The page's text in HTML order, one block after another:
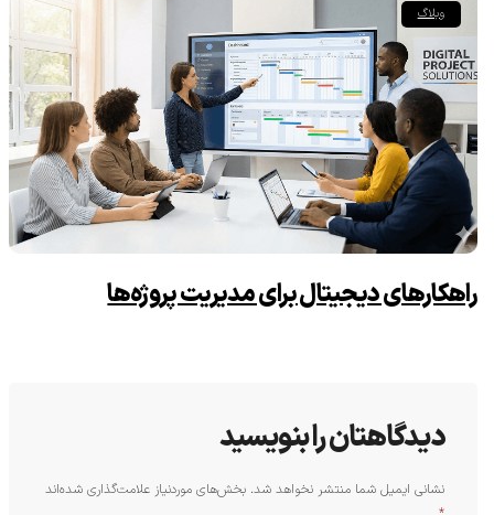
وبلاگ
راهکارهای دیجیتال برای مدیریت پروژه‌ها
دیدگاهتان را بنویسید
نشانی ایمیل شما منتشر نخواهد شد. بخش‌های موردنیاز علامت‌گذاری شده‌اند